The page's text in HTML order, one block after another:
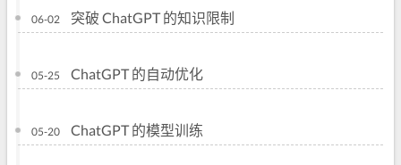
06-02 突破 ChatGPT 的知识限制
05-25 ChatGPT 的自动优化
05-20 ChatGPT 的模型训练